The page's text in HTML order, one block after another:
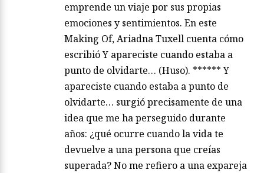
emprende un viaje por sus propias
emociones y sentimientos. En este
Making Of, Ariadna Tuxell cuenta cómo
escribió Y apareciste cuando estaba a
punto de olvidarte… (Huso). ****** Y
apareciste cuando estaba a punto de
olvidarte… surgió precisamente de una
idea que me ha perseguido durante
años: ¿qué ocurre cuando la vida te
devuelve a una persona que creías
superada? No me refiero a una expareja